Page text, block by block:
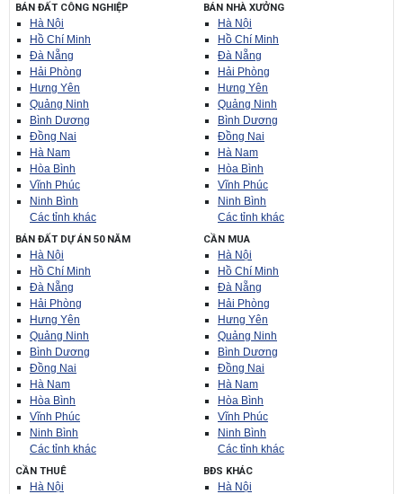
BÁN ĐẤT CÔNG NGHIỆP
Hà Nội
Hồ Chí Minh
Đà Nẵng
Hải Phòng
Hưng Yên
Quảng Ninh
Bình Dương
Đồng Nai
Hà Nam
Hòa Bình
Vĩnh Phúc
Ninh Bình
Các tỉnh khác
BÁN NHÀ XƯỞNG
Hà Nội
Hồ Chí Minh
Đà Nẵng
Hải Phòng
Hưng Yên
Quảng Ninh
Bình Dương
Đồng Nai
Hà Nam
Hòa Bình
Vĩnh Phúc
Ninh Bình
Các tỉnh khác
BÁN ĐẤT DỰ ÁN 50 NĂM
Hà Nội
Hồ Chí Minh
Đà Nẵng
Hải Phòng
Hưng Yên
Quảng Ninh
Bình Dương
Đồng Nai
Hà Nam
Hòa Bình
Vĩnh Phúc
Ninh Bình
Các tỉnh khác
CẦN MUA
Hà Nội
Hồ Chí Minh
Đà Nẵng
Hải Phòng
Hưng Yên
Quảng Ninh
Bình Dương
Đồng Nai
Hà Nam
Hòa Bình
Vĩnh Phúc
Ninh Bình
Các tỉnh khác
CẦN THUÊ
Hà Nội
BĐS KHÁC
Hà Nội